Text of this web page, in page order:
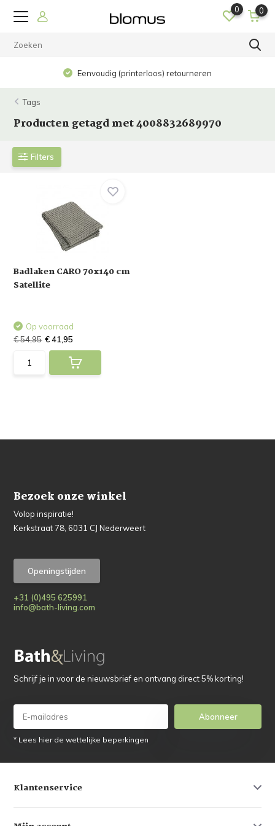
0 0
Eenvoudig (printerloos) retourneren
Tags
Producten getagd met 4008832689970
Filters
Badlaken CARO 70x140 cm
Satellite
Op voorraad
€ 54,95 € 41,95
Bezoek onze winkel
Volop inspiratie!
Kerkstraat 78, 6031 CJ Nederweert
Openingstijden
+31 (0)495 625991
info@bath-living.com
Schrijf je in voor de nieuwsbrief en ontvang direct 5% korting!
Abonneer
* Lees hier de wettelijke beperkingen
Klantenservice